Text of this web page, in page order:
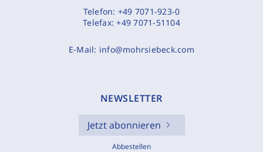
Telefon: +49 7071-923-0
Telefax:+49 7071-51104
E-Mail: info@mohrsiebeck.com
NEWSLETTER
Jetzt abonnieren
Abbestellen